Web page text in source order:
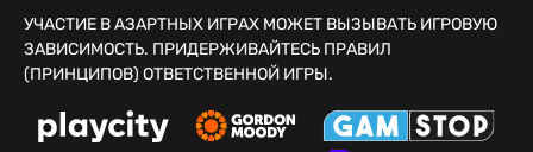
УЧАСТИЕ В АЗАРТНЫХ ИГРАХ МОЖЕТ ВЫЗЫВАТЬ ИГРОВУЮ
ЗАВИСИМОСТЬ. ПРИДЕРЖИВАЙТЕСЬ ПРАВИЛ
(ПРИНЦИПОВ) ОТВЕТСТВЕННОЙ ИГРЫ.